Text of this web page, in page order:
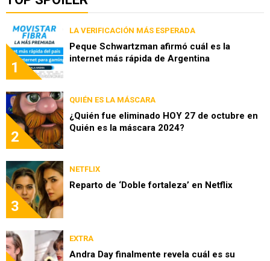
1
LA VERIFICACIÓN MÁS ESPERADA
Peque Schwartzman afirmó cuál es la
internet más rápida de Argentina
2
QUIÉN ES LA MÁSCARA
¿Quién fue eliminado HOY 27 de octubre en
Quién es la máscara 2024?
3
NETFLIX
Reparto de ‘Doble fortaleza’ en Netflix
EXTRA
Andra Day finalmente revela cuál es su